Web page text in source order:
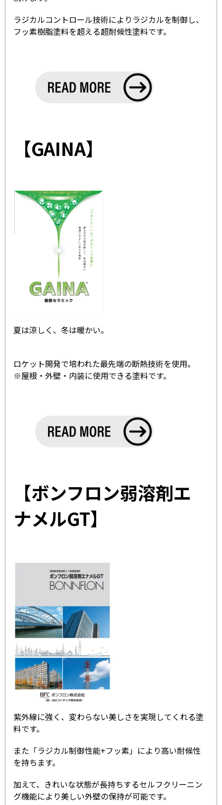
ラジカルコントロール技術によりラジカルを制御し、
フッ素樹脂塗料を超える超耐候性塗料です。
【GAINA】
夏は涼しく、冬は暖かい。
ロケット開発で培われた最先端の断熱技術を使用。
※屋根・外壁・内装に使用できる塗料です。
【ボンフロン弱溶剤エ
ナメルGT】
紫外線に強く、変わらない美しさを実現してくれる塗
料です。
また「ラジカル制御性能+フッ素」により高い耐候性
を持ちます。
加えて、きれいな状態が長持ちするセルフクリーニン
グ機能により美しい外壁の保持が可能です。